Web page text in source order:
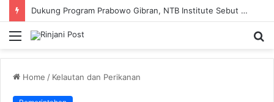
Dukung Program Prabowo Gibran, NTB Institute Sebut MBG dan Kopdes Solusi Percepatan Pembangunan Daerah 3T
Menu
Home / Kelautan dan Perikanan